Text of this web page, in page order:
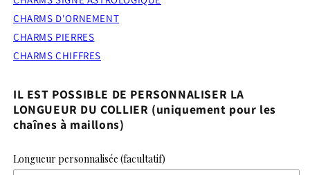
CHARMS D'ORNEMENT
CHARMS PIERRES
CHARMS CHIFFRES
IL EST POSSIBLE DE PERSONNALISER LA
LONGUEUR DU COLLIER (uniquement pour les
chaînes à maillons)
Longueur personnalisée (facultatif)